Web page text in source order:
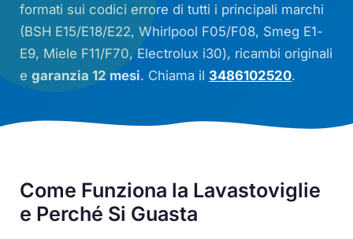
formati sui codici errore di tutti i principali marchi
(BSH E15/E18/E22, Whirlpool F05/F08, Smeg E1-
E9, Miele F11/F70, Electrolux i30), ricambi originali
egaranzia 12 mesi. Chiama il 3486102520.
Come Funziona la Lavastoviglie
e Perché Si Guasta